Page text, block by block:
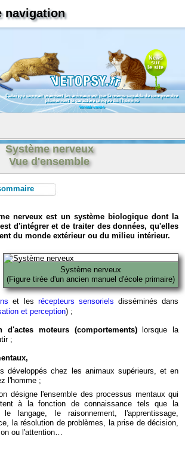
News
sur
le site
Celui qui connait vraiment les animaux est par là même capable de comprendre
pleinement le caractère unique de l'homme
Konrad Lorenz
Système nerveux
Vue d'ensemble
nerveux est un système biologique dont la
d'intégrer et de traiter des données, qu'elles
du monde extérieur ou du milieu intérieur.
Système nerveux
(Figure tirée d'un ancien manuel d'école primaire)
et les récepteurs sensoriels disséminés dans
et perception) ;
moteurs (comportements)lorsque la
;
développés chez les animaux supérieurs, et en
l'homme ;
désigne l'ensemble des processus mentaux qui
à la fonction de connaissance tels que la
le langage, le raisonnement, l'apprentissage,
la résolution de problèmes, la prise de décision,
ou l'attention…
navigation